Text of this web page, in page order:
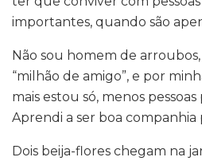
importantes, quando são
Não sou homem de
“milhão de amigo”, e por
mais estou só, menos
Aprendi a ser boa companhia
Dois beija-flores chegam na